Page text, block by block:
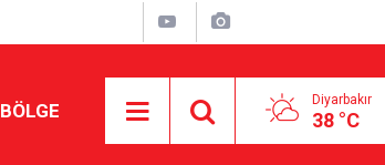
BÖLGE Diyarbakır
38 °C